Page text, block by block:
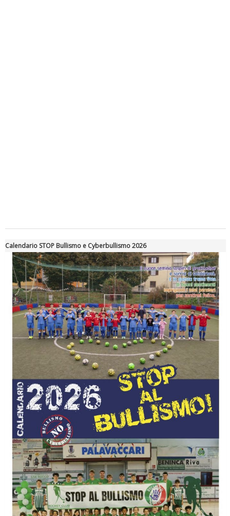
Ddl Lobby, Uisp: “Il Parlamento valorizzi le nostre specificità"
La formazione Uisp rallenta ma prosegue anche in estate
Calendario STOP Bullismo e Cyberbullismo 2026